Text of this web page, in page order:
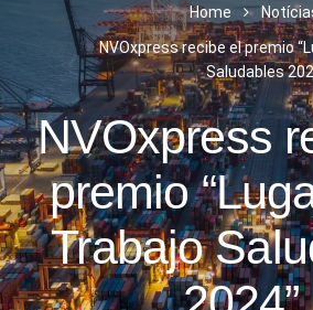
Home
NVOxpress recibe el premio
Saludables
NVOxpress
premio
Trabajo